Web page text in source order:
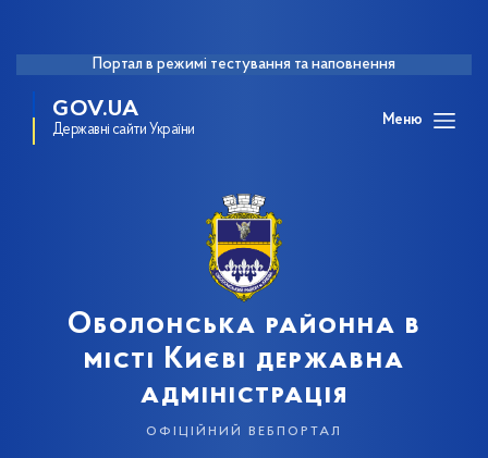
Портал в режимі тестування та наповнення
GOV.UA
Державні сайти України
Меню
Оболонська районна в
місті Києві державна
адміністрація
офіційний вебпортал